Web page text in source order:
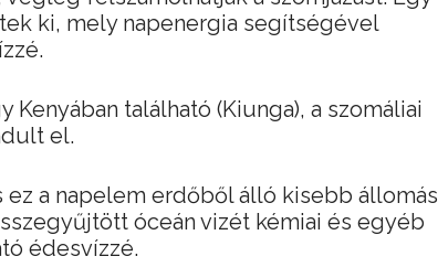
ki, mely napenergia segítségével
található (Kiunga), a szomáliai
el.
a napelem erdőből álló kisebb állomás
óceán vizét kémiai és egyéb
édesvízzé.